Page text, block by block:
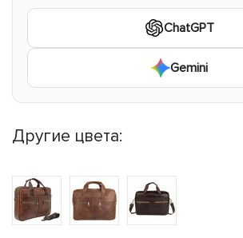
ChatGPT
Gemini
Другие цвета: